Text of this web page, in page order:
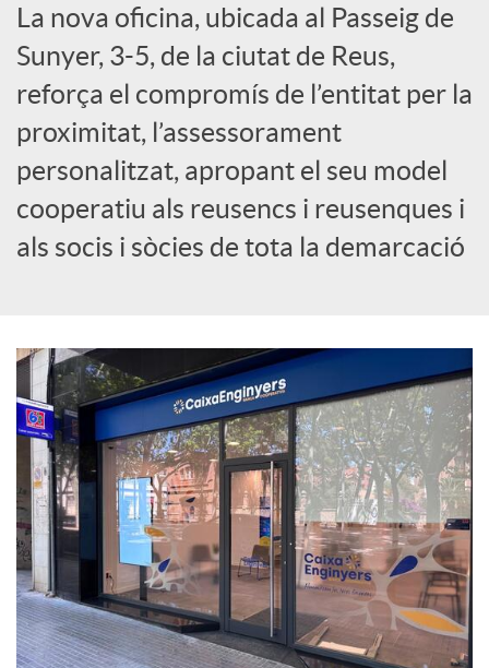
s
S
o
c
a
l
s
La nova oficina, ubicada al Passeig de
Sunyer, 3-5, de la ciutat de Reus,
reforça el compromís de l’entitat per la
proximitat, l’assessorament
personalitzat, apropant el seu model
cooperatiu als reusencs i reusenques i
als socis i sòcies de tota la demarcació